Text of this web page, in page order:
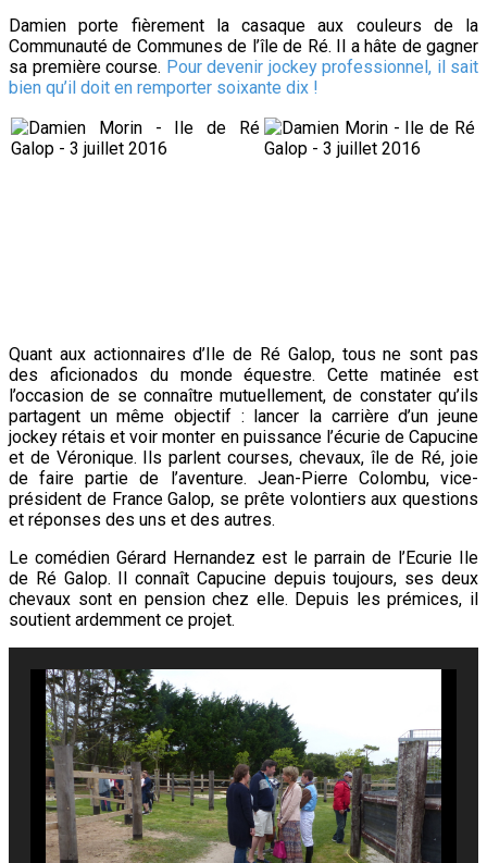
Damien porte fièrement la casaque aux couleurs de la
Communauté de Communes de l’île de Ré. Il a hâte de gagner
sa première course. Pour devenir jockey professionnel, il sait
bien qu’il doit en remporter soixante dix !
Quant aux actionnaires d’Ile de Ré Galop, tous ne sont pas
des aficionados du monde équestre. Cette matinée est
l’occasion de se connaître mutuellement, de constater qu’ils
partagent un même objectif : lancer la carrière d’un jeune
jockey rétais et voir monter en puissance l’écurie de Capucine
et de Véronique. Ils parlent courses, chevaux, île de Ré, joie
de faire partie de l’aventure. Jean-Pierre Colombu, vice-
président de France Galop, se prête volontiers aux questions
et réponses des uns et des autres.
Le comédien Gérard Hernandez est le parrain de l’Ecurie Ile
de Ré Galop. Il connaît Capucine depuis toujours, ses deux
chevaux sont en pension chez elle. Depuis les prémices, il
soutient ardemment ce projet.